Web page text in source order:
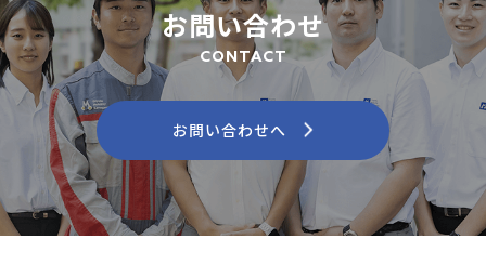
お問い合わせ
CONTACT
お問い合わせへ